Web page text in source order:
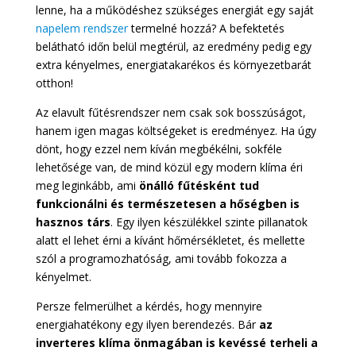
lenne, ha a működéshez szükséges energiát egy saját
napelem rendszertermelné hozzá? A befektetés
belátható időn belül megtérül, az eredmény pedig egy
extra kényelmes, energiatakarékos és környezetbarát
otthon!
Az elavult fűtésrendszer nem csak sok bosszúságot,
hanem igen magas költségeket is eredményez. Ha úgy
dönt, hogy ezzel nem kíván megbékélni, sokféle
lehetősége van, de mind közül egy modern klíma éri
meg leginkább, ami önálló fűtésként tud
funkcionálni és természetesen a hőségben is
hasznos társ. Egy ilyen készülékkel szinte pillanatok
alatt el lehet érni a kívánt hőmérsékletet, és mellette
szól a programozhatóság, ami tovább fokozza a
kényelmet.
Persze felmerülhet a kérdés, hogy mennyire
energiahatékony egy ilyen berendezés. Bár az
inverteres klíma önmagában is kevéssé terheli a